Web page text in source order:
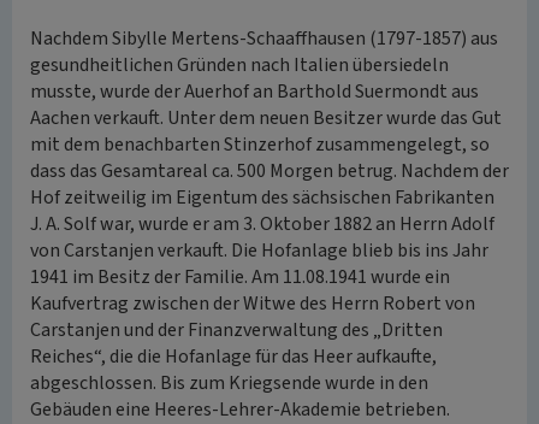
Nachdem Sibylle Mertens-Schaaffhausen (1797-1857) aus
gesundheitlichen Gründen nach Italien übersiedeln
musste, wurde der Auerhof an Barthold Suermondt aus
Aachen verkauft. Unter dem neuen Besitzer wurde das Gut
mit dem benachbarten Stinzerhof zusammengelegt, so
dass das Gesamtareal ca. 500 Morgen betrug. Nachdem der
Hof zeitweilig im Eigentum des sächsischen Fabrikanten
J. A. Solf war, wurde er am 3. Oktober 1882 an Herrn Adolf
von Carstanjen verkauft. Die Hofanlage blieb bis ins Jahr
1941 im Besitz der Familie. Am 11.08.1941 wurde ein
Kaufvertrag zwischen der Witwe des Herrn Robert von
Carstanjen und der Finanzverwaltung des „Dritten
Reiches“, die die Hofanlage für das Heer aufkaufte,
abgeschlossen. Bis zum Kriegsende wurde in den
Gebäuden eine Heeres-Lehrer-Akademie betrieben.